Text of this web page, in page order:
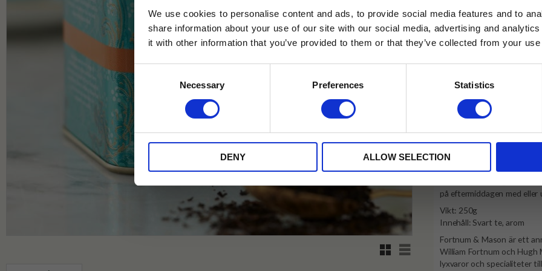
We use cookies to personalise content and ads, to provide social media features and to
share information about your use of our site with our social media, advertising and
it with other information that you’ve provided to them or that they’ve collected from your
Consent
Necessary Preferences Statistics
DENY ALLOW SELECTION
RutnätsvyListvy
✓ Fri frakt över 399 kr
✓ Betala direkt eller inom
✓ Gratis teprov i varje
Visa alla produkter från
En blandning av indiska
en subtil, blommig smak.
på eftermiddagen med eller
Vikt: 250g
Innehåll: Svart te, arom
Fortnum & Mason är ett
William Fortnum och Hugh
lyxvaror och specialiteter
Jag samtycker till Tehuset Javas villkor.Läs mer
* Rabatten gäller endast online på Tehusetjava.se. Rabatten fungerar endast
på ordinarie priser och kan ej kombineras med andra erbjudanden.